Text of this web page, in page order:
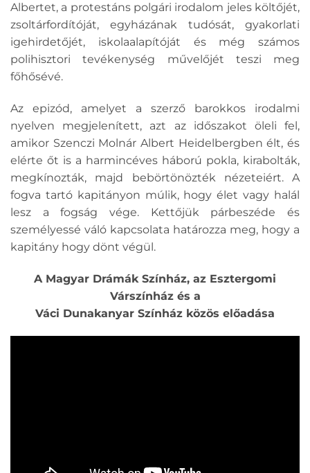
Albertet, a protestáns polgári irodalom jeles költőjét,
zsoltárfordítóját, egyházának tudósát, gyakorlati
igehirdetőjét, iskolaalapítóját és még számos
polihisztori tevékenység művelőjét teszi meg
főhősévé.
Az epizód, amelyet a szerző barokkos irodalmi
nyelven megjelenített, azt az időszakot öleli fel,
amikor Szenczi Molnár Albert Heidelbergben élt, és
elérte őt is a harmincéves háború pokla, kirabolták,
megkínozták, majd bebörtönözték nézeteiért. A
fogva tartó kapitányon múlik, hogy élet vagy halál
lesz a fogság vége. Kettőjük párbeszéde és
személyessé váló kapcsolata határozza meg, hogy a
kapitány hogy dönt végül.
A Magyar Drámák Színház, az Esztergomi
Várszínház és a
Váci Dunakanyar Színház közös előadása